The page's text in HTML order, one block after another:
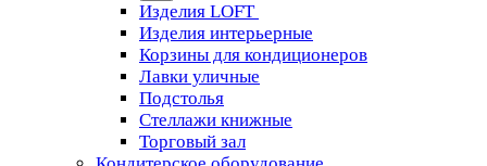
Изделия LOFT
Изделия интерьерные
Корзины для кондиционеров
Лавки уличные
Подстолья
Стеллажи книжные
Торговый зал